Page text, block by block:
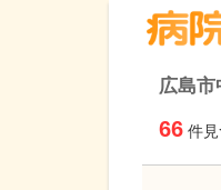
広島
66 件